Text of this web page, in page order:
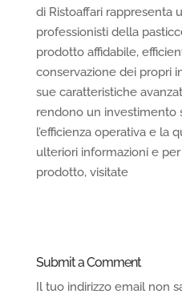
di Ristoaffari rappresenta
professionisti della
prodotto affidabile,
conservazione dei propri
sue caratteristiche
rendono un investimento
l’efficienza operativa e la
ulteriori informazioni e
prodotto, visitate
Submit a Comment
Il tuo indirizzo email non